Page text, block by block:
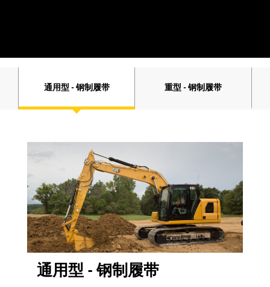
通用型 - 钢制履带 重型 - 钢制履带
通用型 - 钢制履带